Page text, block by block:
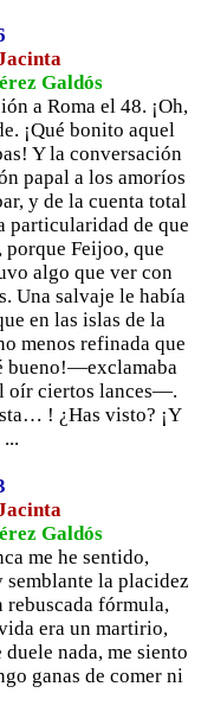
Galdós
a Roma el 48. ¡Oh,
¡Qué bonito aquel
Y la conversación
papal a los amoríos
y de la cuenta total
particularidad de que
porque Feijoo, que
algo que ver con
Una salvaje le había
en las islas de la
menos refinada que
bueno!—exclamaba
oír ciertos lances—.
! ¿Has visto? ¡Y
Galdós
me he sentido,
semblante la placidez
rebuscada fórmula,
era un martirio,
nada, me siento
ganas de comer ni